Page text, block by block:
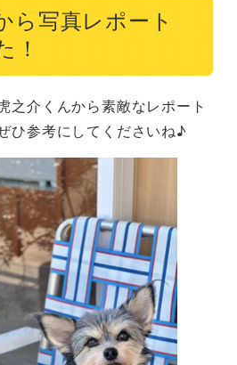
ら写真レポート
！
之介くんから素敵なレポート
ひ参考にしてくださいね♪